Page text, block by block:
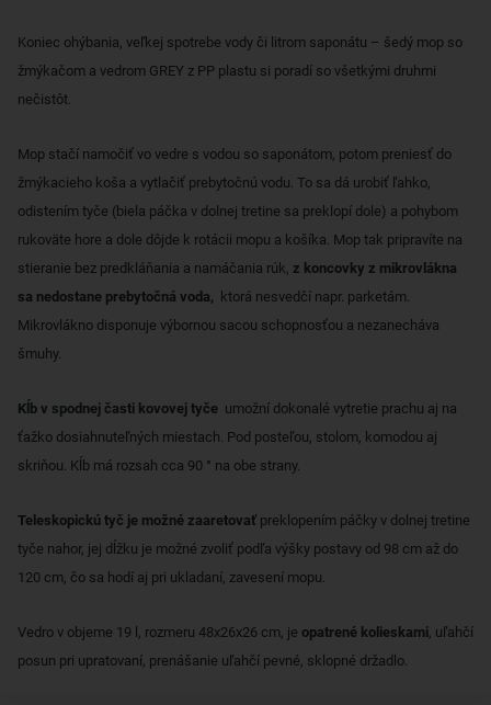
Koniec ohýbania, veľkej spotrebe vody či litrom saponátu – šedý mop so
žmýkačom a vedrom GREY z PP plastu si poradí so všetkými druhmi
nečistôt.
Mop stačí namočiť vo vedre s vodou so saponátom, potom preniesť do
žmýkacieho koša a vytlačiť prebytočnú vodu. To sa dá urobiť ľahko,
odistením tyče (biela páčka v dolnej tretine sa preklopí dole) a pohybom
rukoväte hore a dole dôjde k rotácii mopu a košíka. Mop tak pripravíte na
stieranie bez predkláňania a namáčania rúk, z koncovky z mikrovlákna
sa nedostane prebytočná voda, ktorá nesvedčí napr. parketám.
Mikrovlákno disponuje výbornou sacou schopnosťou a nezanecháva
šmuhy.
Kĺb v spodnej časti kovovej tyče umožní dokonalé vytretie prachu aj na
ťažko dosiahnuteľných miestach. Pod posteľou, stolom, komodou aj
skriňou. Kĺb má rozsah cca 90 ° na obe strany.
Teleskopickú tyč je možné zaaretovať preklopením páčky v dolnej tretine
tyče nahor, jej dĺžku je možné zvoliť podľa výšky postavy od 98 cm až do
120 cm, čo sa hodí aj pri ukladaní, zavesení mopu.
Vedro v objeme 19 l, rozmeru 48x26x26 cm, je opatrené kolieskami, uľahčí
posun pri upratovaní, prenášanie uľahčí pevné, sklopné držadlo.